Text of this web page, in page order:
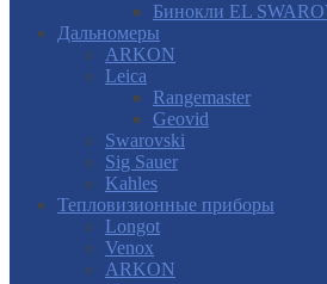
Бинокли EL
Дальномеры
ARKON
Leica
Rangemaster
Geovid
Swarovski
Sig Sauer
Kahles
Тепловизионные приборы
Longot
Venox
ARKON